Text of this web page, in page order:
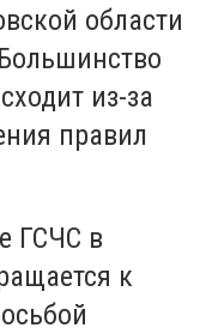
области
из-за
правил
ГСЧС в
к